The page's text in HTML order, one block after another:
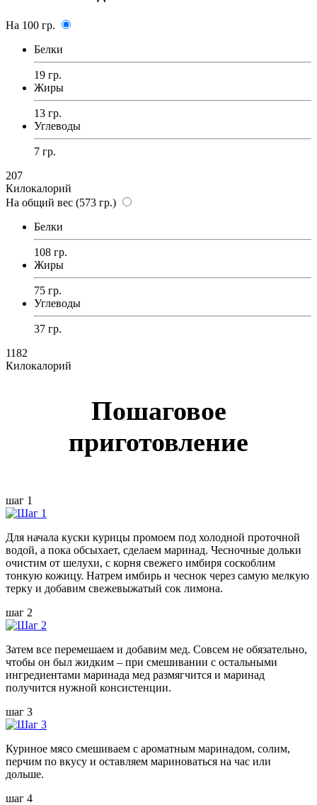
На 100 гр.
Белки
19 гр.
Жиры
13 гр.
Углеводы
7 гр.
207
Килокалорий
На общий вес (573 гр.)
Белки
108 гр.
Жиры
75 гр.
Углеводы
37 гр.
1182
Килокалорий
Пошаговое
приготовление
шаг 1
Для начала куски курицы промоем под холодной проточной
водой, а пока обсыхает, сделаем маринад. Чесночные дольки
очистим от шелухи, с корня свежего имбиря соскоблим
тонкую кожицу. Натрем имбирь и чеснок через самую мелкую
терку и добавим свежевыжатый сок лимона.
шаг 2
Затем все перемешаем и добавим мед. Совсем не обязательно,
чтобы он был жидким – при смешивании с остальными
ингредиентами маринада мед размягчится и маринад
получится нужной консистенции.
шаг 3
Куриное мясо смешиваем с ароматным маринадом, солим,
перчим по вкусу и оставляем мариноваться на час или
дольше.
шаг 4